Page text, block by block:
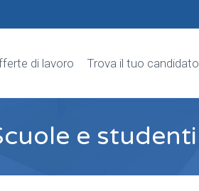
di lavoro Trova il tuo candidato
e studenti